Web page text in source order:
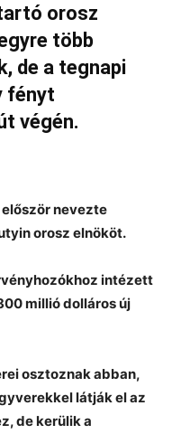
orosz
több
de a tegnapi
fényt
végén.
először nevezte
orosz elnököt.
intézett
millió dolláros új
osztoznak abban,
látják el az
de kerülik a